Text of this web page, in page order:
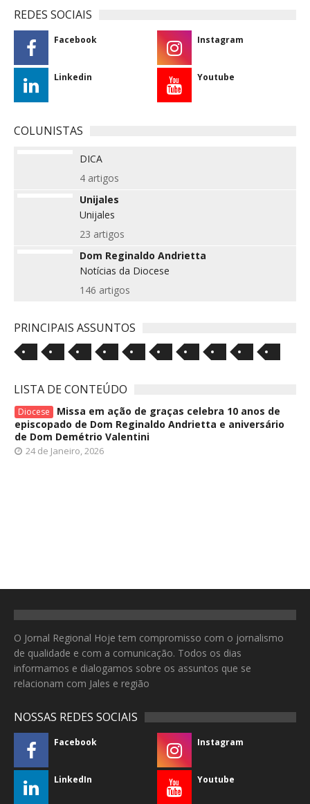
REDES SOCIAIS
Facebook Instagram
Linkedin Youtube
COLUNISTAS
DICA
4 artigos
Unijales
Unijales
23 artigos
Dom Reginaldo Andrietta
Notícias da Diocese
146 artigos
PRINCIPAIS ASSUNTOS
LISTA DE CONTEÚDO
Diocese
Missa em ação de graças celebra 10 anos de
episcopado de Dom Reginaldo Andrietta e aniversário
de Dom Demétrio Valentini
24 de Janeiro, 2026
O Jornal Regional Hoje tem compromisso com o jornalismo
de qualidade e com a comunicação. Todos os dias
informamos e dialogamos sobre os assuntos que se
relacionam com Jales e região
NOSSAS REDES SOCIAIS
Facebook Instagram
LinkedIn Youtube